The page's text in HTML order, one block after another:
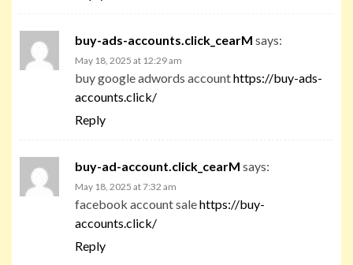
buy-ads-accounts.click_cearM says:
May 18, 2025 at 12:29 am
buy google adwords accounthttps://buy-ads-
accounts.click/
Reply
buy-ad-account.click_cearM says:
May 18, 2025 at 7:32 am
facebook account salehttps://buy-
accounts.click/
Reply